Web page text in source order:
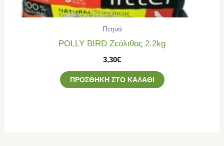
Πτηνά
POLLY BIRD Ζεόλιθος 2.2kg
3,30€
ΠΡΟΣΘΉΚΗ ΣΤΟ ΚΑΛΆΘΙ